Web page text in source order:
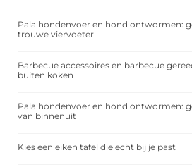
Pala hondenvoer en hond ontwormen:
trouwe viervoeter
Barbecue accessoires en barbecue
buiten koken
Pala hondenvoer en hond ontwormen:
van binnenuit
Kies een eiken tafel die echt bij je past